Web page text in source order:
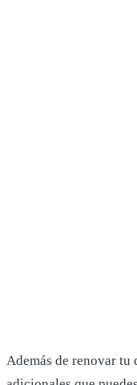
Además de renovar tu